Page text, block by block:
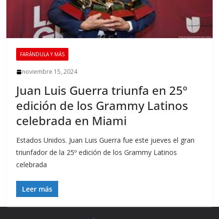
FARÁNDULA Y MÁS
noviembre 15, 2024
Juan Luis Guerra triunfa en 25º
edición de los Grammy Latinos
celebrada en Miami
Estados Unidos. Juan Luis Guerra fue este jueves el gran
triunfador de la 25º edición de los Grammy Latinos
celebrada
Leer más